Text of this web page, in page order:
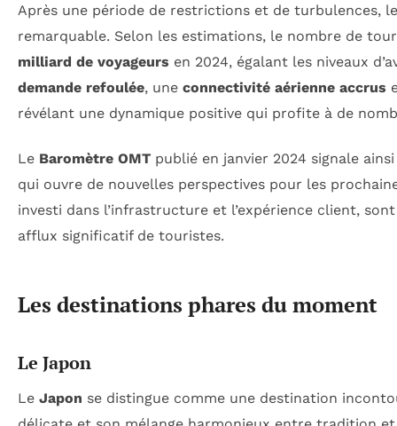
Après une période de restrictions et de turbulences,
remarquable. Selon les estimations, le nombre de
milliard de voyageurs en 2024, égalant les niveaux
demande refoulée, une connectivité aérienne accrus
révélant une dynamique positive qui profite à de
Le Baromètre OMT publié en janvier 2024 signale
qui ouvre de nouvelles perspectives pour les
investi dans l’infrastructure et l’expérience client,
afflux significatif de touristes.
Les destinations phares du moment
Le Japon
Le Japon se distingue comme une destination